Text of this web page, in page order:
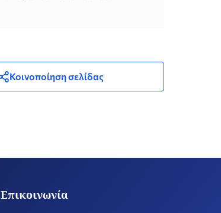
Κοινοποίηση σελίδας
Επικοινωνία